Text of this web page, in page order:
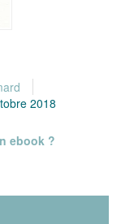
2018
ebook ?